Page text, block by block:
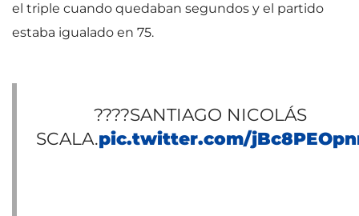
el triple cuando quedaban segundos y el partido
estaba igualado en 75.
????SANTIAGO NICOLÁS
SCALA.pic.twitter.com/